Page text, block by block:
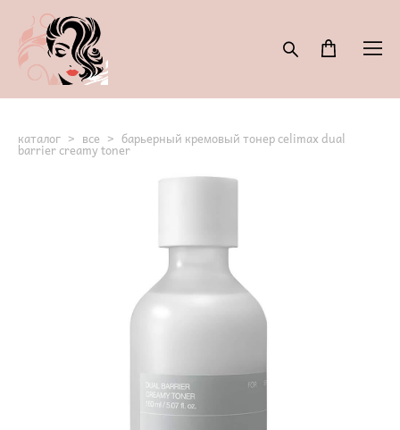
каталог > все > барьерный кремовый тонер celimax dual
barrier creamy toner